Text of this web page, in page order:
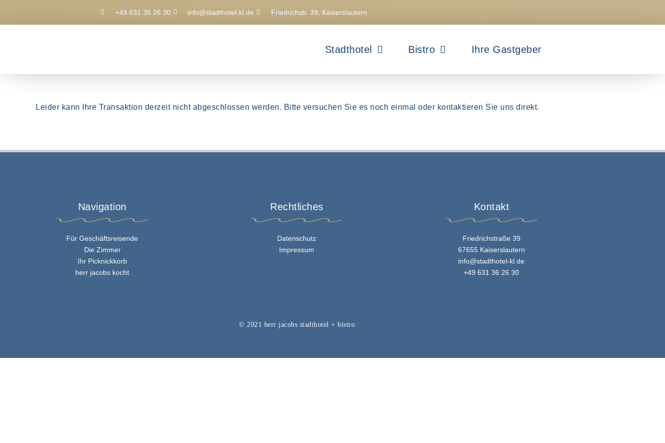
+49 631 36 26 30 info@stadthotel-kl.de Friedrichstr. 39, Kaiserslautern
Stadthotel Bistro Ihre Gastgeber
Leider kann Ihre Transaktion derzeit nicht abgeschlossen werden. Bitte versuchen Sie es noch einmal oder kontaktieren Sie uns direkt.
Navigation
Für Geschäftsreisende
Die Zimmer
Ihr Picknickkorb
herr jacobs kocht
Rechtliches
Datenschutz
Impressum
Kontakt
Friedrichstraße 39
67655 Kaiserslautern
info@stadthotel-kl.de
+49 631 36 26 30
© 2021 herr jacobs stadthotel + bistro